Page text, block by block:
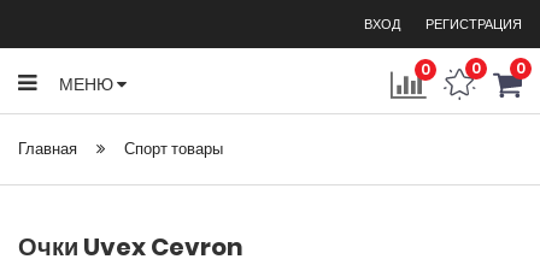
ВХОД РЕГИСТРАЦИЯ
0 0 0
МЕНЮ
Главная Спорт товары
Очки Uvex Cevron